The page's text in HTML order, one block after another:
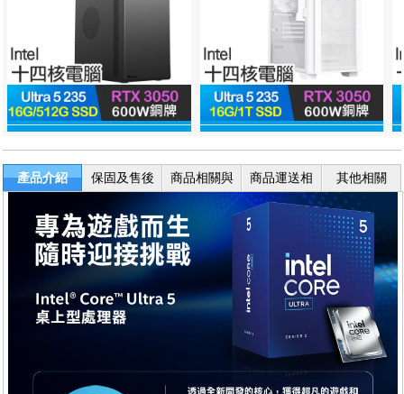
產品介紹
保固及售後
商品相關與
商品運送相
關
其他相關